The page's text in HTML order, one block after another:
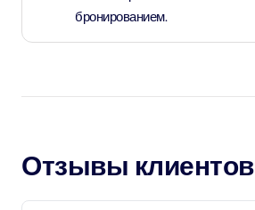
бронированием.
Отзывы клиентов